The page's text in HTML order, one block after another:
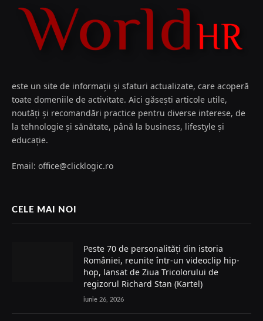
este un site de informații și sfaturi actualizate, care acoperă
toate domeniile de activitate. Aici găsești articole utile,
noutăți și recomandări practice pentru diverse interese, de
la tehnologie și sănătate, până la business, lifestyle și
educație.
Email: office@clicklogic.ro
CELE MAI NOI
Peste 70 de personalități din istoria
României, reunite într-un videoclip hip-
hop, lansat de Ziua Tricolorului de
regizorul Richard Stan (Kartel)
iunie 26, 2026